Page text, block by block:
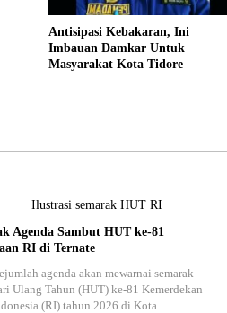
Antisipasi Kebakaran, Ini
Imbauan Damkar Untuk
Masyarakat Kota Tidore
Agenda Sambut HUT ke-81
RI di Ternate
agenda akan mewarnai semarak
Ulang Tahun (HUT) ke-81 Kemerdekan
(RI) tahun 2026 di Kota…